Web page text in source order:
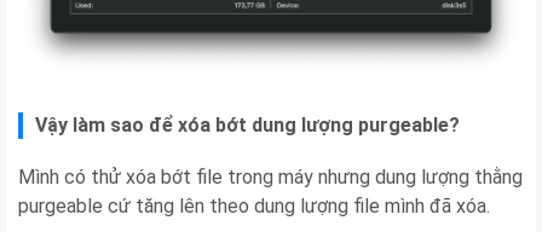
Vậy làm sao để xóa bớt dung lượng purgeable?
Mình có thử xóa bớt file trong máy nhưng dung lượng thằng
purgeable cứ tăng lên theo dung lượng file mình đã xóa.